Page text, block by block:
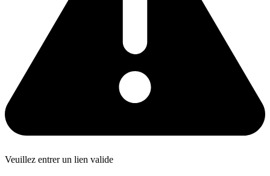
Veuillez entrer un lien valide